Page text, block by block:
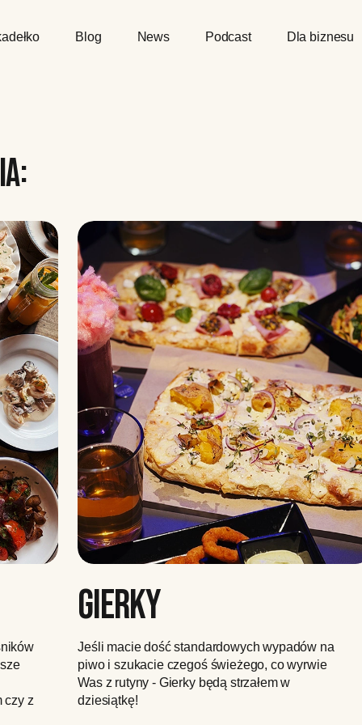
Blog News Podcast Dla biznesu
czy z
GIERKY
Jeśli macie dość standardowych wypadów na
piwo i szukacie czegoś świeżego, co wyrwie
Was z rutyny - Gierky będą strzałem w
dziesiątkę!